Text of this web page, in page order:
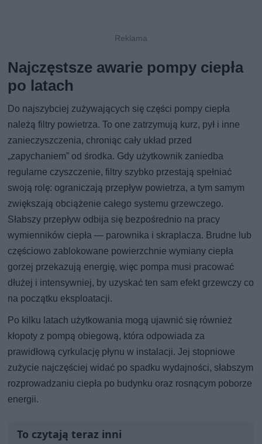
Najczęstsze awarie pompy ciepła
po latach
Do najszybciej zużywających się części pompy ciepła
należą filtry powietrza. To one zatrzymują kurz, pył i inne
zanieczyszczenia, chroniąc cały układ przed
„zapychaniem” od środka. Gdy użytkownik zaniedba
regularne czyszczenie, filtry szybko przestają spełniać
swoją rolę: ograniczają przepływ powietrza, a tym samym
zwiększają obciążenie całego systemu grzewczego.
Słabszy przepływ odbija się bezpośrednio na pracy
wymienników ciepła — parownika i skraplacza. Brudne lub
częściowo zablokowane powierzchnie wymiany ciepła
gorzej przekazują energię, więc pompa musi pracować
dłużej i intensywniej, by uzyskać ten sam efekt grzewczy co
na początku eksploatacji.
Po kilku latach użytkowania mogą ujawnić się również
kłopoty z pompą obiegową, która odpowiada za
prawidłową cyrkulację płynu w instalacji. Jej stopniowe
zużycie najczęściej widać po spadku wydajności, słabszym
rozprowadzaniu ciepła po budynku oraz rosnącym poborze
energii.
To czytają teraz inni